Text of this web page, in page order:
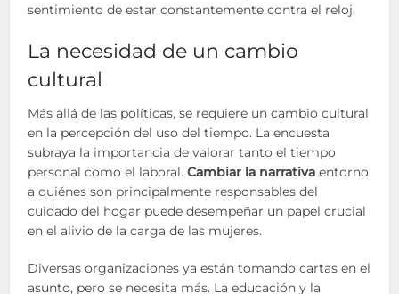
sentimiento de estar constantemente contra el reloj.
La necesidad de un cambio
cultural
Más allá de las políticas, se requiere un cambio cultural
en la percepción del uso del tiempo. La encuesta
subraya la importancia de valorar tanto el tiempo
personal como el laboral.Cambiar la narrativa entorno
a quiénes son principalmente responsables del
cuidado del hogar puede desempeñar un papel crucial
en el alivio de la carga de las mujeres.
Diversas organizaciones ya están tomando cartas en el
asunto, pero se necesita más. La educación y la